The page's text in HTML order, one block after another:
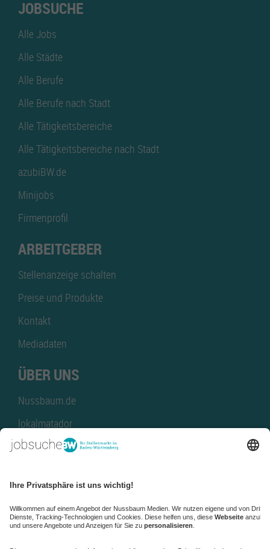
JOBSUCHE
Alle Jobs
Alle Städte
Alle Berufe
Alle Berufe nach Stadt
Alle Tätigkeitsbereiche
Alle Tätigkeitsbereiche nach Stadt
azubiBW.de
Minijobs
Firmenprofil
ARBEITGEBER
Stellenanzeige schalten
Preise und Produkte
Kontakt
Mediadaten
ÜBER UNS
Nussbaum.de
lokalmatador
kaufinBW
NussbaumID
Nussbaum Medien